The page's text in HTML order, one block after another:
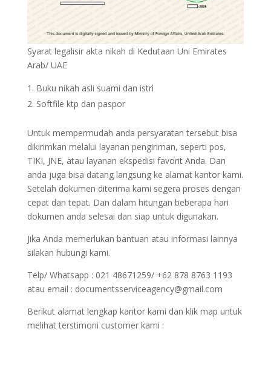
Syarat legalisir akta nikah di Kedutaan Uni Emirates
Arab/ UAE
Buku nikah asli suami dan istri
Softfile ktp dan paspor
Untuk mempermudah anda persyaratan tersebut bisa
dikirimkan melalui layanan pengiriman, seperti pos,
TIKI, JNE, atau layanan ekspedisi favorit Anda. Dan
anda juga bisa datang langsung ke alamat kantor kami.
Setelah dokumen diterima kami segera proses dengan
cepat dan tepat. Dan dalam hitungan beberapa hari
dokumen anda selesai dan siap untuk digunakan.
Jika Anda memerlukan bantuan atau informasi lainnya
silakan hubungi kami.
Telp/ Whatsapp : 021 48671259/ +62 878 8763 1193
atau email : documentsserviceagency@gmail.com
Berikut alamat lengkap kantor kami dan klik map untuk
melihat terstimoni customer kami :